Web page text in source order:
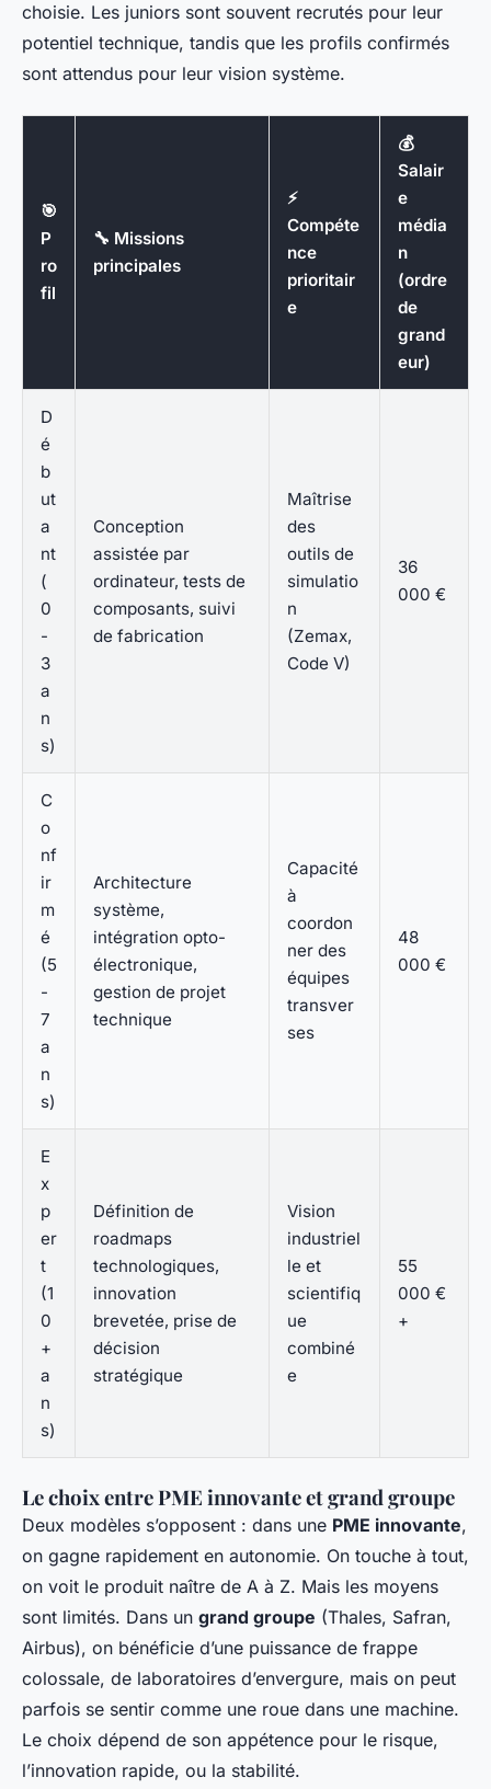
choisie. Les juniors sont souvent recrutés pour leur
potentiel technique, tandis que les profils confirmés
sont attendus pour leur vision système.
🎯
P
ro
fil
🔧 Missions
principales
⚡
Compéte
nce
prioritair
e
💰
Salair
e
média
n
(ordre
de
grand
eur)
D
é
b
ut
a
nt
(
0
-
3
a
n
s)
Conception
assistée par
ordinateur, tests de
composants, suivi
de fabrication
Maîtrise
des
outils de
simulatio
n
(Zemax,
Code V)
36
000 €
C
o
nf
ir
m
é
(5
-
7
a
n
s)
Architecture
système,
intégration opto-
électronique,
gestion de projet
technique
Capacité
à
coordon
ner des
équipes
transver
ses
48
000 €
E
x
p
er
t
(1
0
+
a
n
s)
Définition de
roadmaps
technologiques,
innovation
brevetée, prise de
décision
stratégique
Vision
industriel
le et
scientifiq
ue
combiné
e
55
000 €
+
Le choix entre PME innovante et grand groupe
Deux modèles s’opposent : dans une PME innovante,
on gagne rapidement en autonomie. On touche à tout,
on voit le produit naître de A à Z. Mais les moyens
sont limités. Dans un grand groupe (Thales, Safran,
Airbus), on bénéficie d’une puissance de frappe
colossale, de laboratoires d’envergure, mais on peut
parfois se sentir comme une roue dans une machine.
Le choix dépend de son appétence pour le risque,
l’innovation rapide, ou la stabilité.